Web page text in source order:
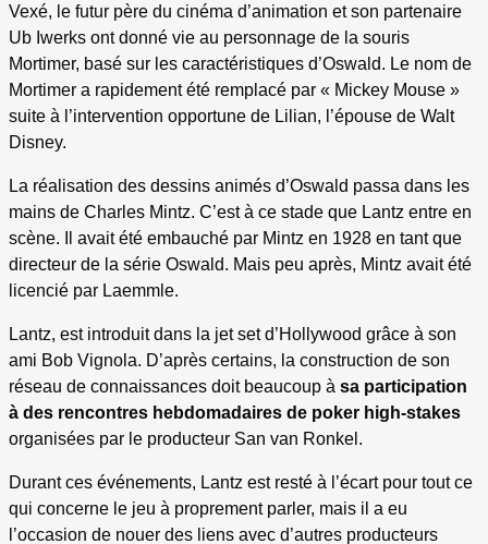
Vexé, le futur père du cinéma d’animation et son partenaire
Ub Iwerks ont donné vie au personnage de la souris
Mortimer, basé sur les caractéristiques d’Oswald. Le nom de
Mortimer a rapidement été remplacé par « Mickey Mouse »
suite à l’intervention opportune de Lilian, l’épouse de Walt
Disney.
La réalisation des dessins animés d’Oswald passa dans les
mains de Charles Mintz. C’est à ce stade que Lantz entre en
scène. Il avait été embauché par Mintz en 1928 en tant que
directeur de la série Oswald. Mais peu après, Mintz avait été
licencié par Laemmle.
Lantz, est introduit dans la jet set d’Hollywood grâce à son
ami Bob Vignola. D’après certains, la construction de son
réseau de connaissances doit beaucoup à sa participation
à des rencontres hebdomadaires de poker high-stakes
organisées par le producteur San van Ronkel.
Durant ces événements, Lantz est resté à l’écart pour tout ce
qui concerne le jeu à proprement parler, mais il a eu
l’occasion de nouer des liens avec d’autres producteurs